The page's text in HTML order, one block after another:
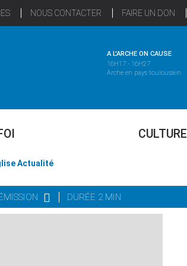
NOUS CONTACTER FAIRE UN DON
A L'ARCHE ON CAUSE
16H17 - 16H27
Arche en pays toulousain
CULTURE
Actualité
DURÉE 2 MIN